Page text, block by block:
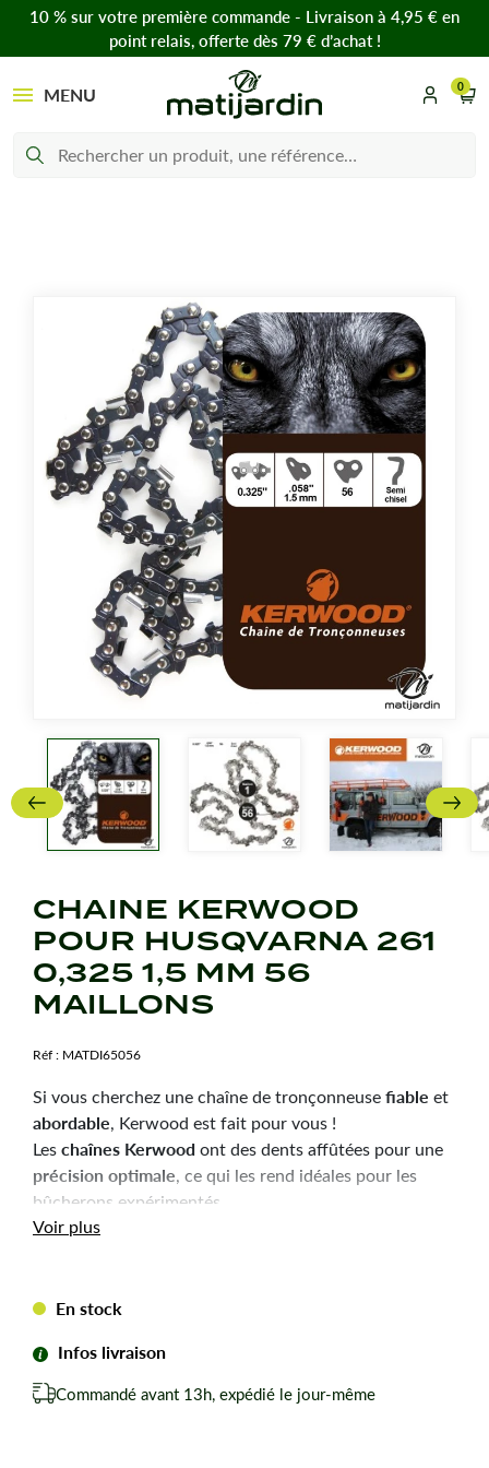
10 % sur votre première commande - Livraison à 4,95 € en
point relais, offerte dès 79 € d’achat !
MENU 0
CHAINE KERWOOD
POUR HUSQVARNA 261
0,325 1,5 MM 56
MAILLONS
Réf : MATDI65056
Si vous cherchez une chaîne de tronçonneusefiable et
abordable, Kerwood est fait pour vous !
Leschaînes Kerwoodont des dents affûtées pour une
précision optimale, ce qui les rend idéales pour les
bûcherons expérimentés.
Durabilité
Chaîne tronçonneuse Kerwood pour amateurs avertis
du bûcheronnage.
Pour HUSQVARNA 261.
Voir plus
En stock
Infos livraison
Commandé avant 13h, expédié le jour-même